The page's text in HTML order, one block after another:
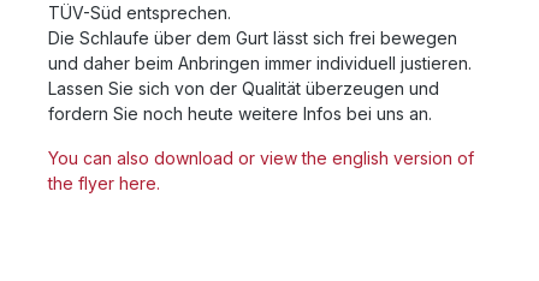
TÜV-Süd entsprechen.
Die Schlaufe über dem Gurt lässt sich frei bewegen
und daher beim Anbringen immer individuell justieren.
Lassen Sie sich von der Qualität überzeugen und
fordern Sie noch heute weitere Infos bei uns an.
You can also download or view the english version of
the flyer here.